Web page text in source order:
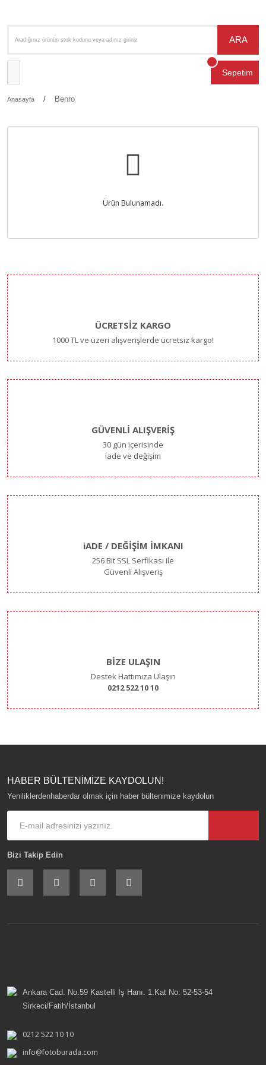
ARA
Sepetim
Anasayfa Benro
Ürün Bulunamadı.
ÜCRETSİZ KARGO
1000 TL ve üzeri alışverişlerde ücretsiz kargo!
GÜVENLİ ALIŞVERİŞ
30 gün içerisinde
iade ve değişim
iADE / DEĞİŞİM İMKANI
256 Bit SSL Serfikası ile
Güvenli Alışveriş
BİZE ULAŞIN
Destek Hattımıza Ulaşın
0212 522 10 10
HABER BÜLTENİMİZE KAYDOLUN!
Yeniliklerdenhaberdar olmak için haber bültenimize kaydolun
Bizi Takip Edin
Ankara Cad. No:59 Kastelli İş Hanı. 1.Kat No: 52-53-54
Sirkeci/Fatih/İstanbul
0212 522 10 10
info@fotoburada.com